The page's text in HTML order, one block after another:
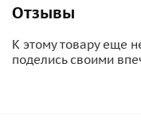
Отзывы
К этому товару еще
поделись своими